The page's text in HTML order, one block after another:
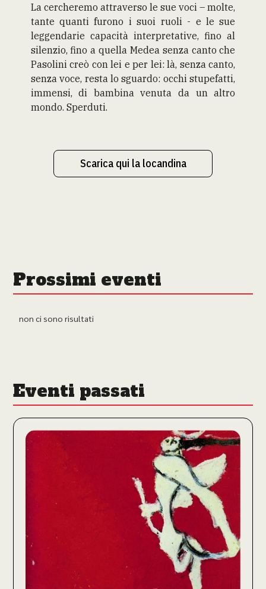
La cercheremo attraverso le sue voci – molte,
tante quanti furono i suoi ruoli - e le sue
leggendarie capacità interpretative, fino al
silenzio, fino a quella Medea senza canto che
Pasolini creò con lei e per lei: là, senza canto,
senza voce, resta lo sguardo: occhi stupefatti,
immensi, di bambina venuta da un altro
mondo. Sperduti.
Scarica qui la locandina
Prossimi eventi
non ci sono risultati
Eventi passati